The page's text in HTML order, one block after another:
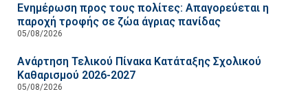
Ενημέρωση προς τους πολίτες: Απαγορεύεται η
παροχή τροφής σε ζώα άγριας πανίδας
05/08/2026
Ανάρτηση Τελικού Πίνακα Κατάταξης Σχολικού
Καθαρισμού 2026-2027
05/08/2026